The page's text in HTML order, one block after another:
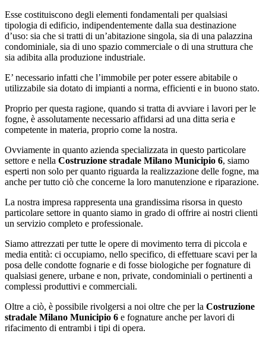
Esse costituiscono degli elementi fondamentali per qualsiasi
tipologia di edificio, indipendentemente dalla sua destinazione
d’uso: sia che si tratti di un’abitazione singola, sia di una palazzina
condominiale, sia di uno spazio commerciale o di una struttura che
sia adibita alla produzione industriale.
E’ necessario infatti che l’immobile per poter essere abitabile o
utilizzabile sia dotato di impianti a norma, efficienti e in buono stato.
Proprio per questa ragione, quando si tratta di avviare i lavori per le
fogne, è assolutamente necessario affidarsi ad una ditta seria e
competente in materia, proprio come la nostra.
Ovviamente in quanto azienda specializzata in questo particolare
settore e nella Costruzione stradale Milano Municipio 6, siamo
esperti non solo per quanto riguarda la realizzazione delle fogne, ma
anche per tutto ciò che concerne la loro manutenzione e riparazione.
La nostra impresa rappresenta una grandissima risorsa in questo
particolare settore in quanto siamo in grado di offrire ai nostri clienti
un servizio completo e professionale.
Siamo attrezzati per tutte le opere di movimento terra di piccola e
media entità: ci occupiamo, nello specifico, di effettuare scavi per la
posa delle condotte fognarie e di fosse biologiche per fognature di
qualsiasi genere, urbane e non, private, condominiali o pertinenti a
complessi produttivi e commerciali.
Oltre a ciò, è possibile rivolgersi a noi oltre che per la Costruzione
stradale Milano Municipio 6 e fognature anche per lavori di
rifacimento di entrambi i tipi di opera.